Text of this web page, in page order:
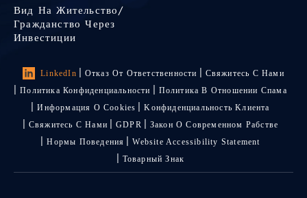
Вид На Жительство/
Гражданство Через
Инвестиции
LinkedIn Отказ От Ответственности
Свяжитесь С Нами
Политика Конфиденциальности
Политика В Отношении Спама
Информация О Cookies
Kонфиденциальность Kлиента
Свяжитесь С Нами
GDPR
Закон О Современном Рабстве
Нормы Поведения
Website Accessibility Statement
Товарный Знак